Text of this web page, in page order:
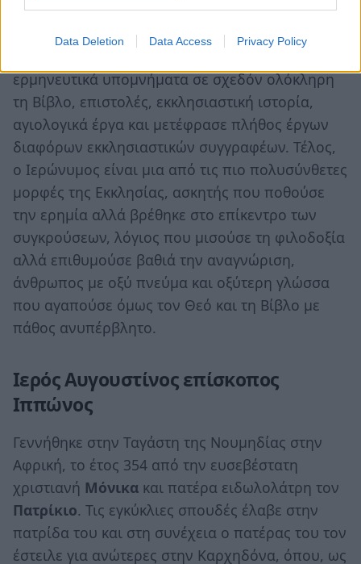
Data Deletion Data Access Privacy Policy
θεολογική και εκκλησιαστική της γλώσσα.
Ωστόσο, δεν ήταν μόνο μεταφραστής, αλλά και
ερμηνευτικά υπομνήματα σε σχεδόν ολόκληρη
τη Βίβλο, επιστολές, εκκλησιαστική ιστορία,
αγιολογικά έργα και μετέφρασε πλήθος έργων
διαφόρων εκκλησιαστικών συγγραφέων. Τέλος,
ο Ιερώνυμος είναι μια από τις πιο πολυσύνθετες
μορφές της Εκκλησίας, ασκητής που ποθούσε
την ερημία αλλά βρέθηκε στο επίκεντρο των
συγκρούσεων, λόγιος που μισούσε τη φιλοδοξία
αλλά επιθυμούσε βαθιά την αναγνώριση,
άνθρωπος με οξύ πνεύμα και οξύτερη γλώσσα
που αγαπούσε όμως τον Θεό και τη Βίβλο με
πάθος ανυπέρβλητο.
Ιερός Αυγουστίνος επίσκοπος
Ιππώνος
Γεννήθηκε στην Ταγάστη της Νουμηδίας στην
Αφρική, το έτος 354 από την ευσεβέστατη
χριστιανή Μόνικα και πατέρα ειδωλολάτρη τον
Πατρίκιο. Τις εγκύκλιες σπουδές έλαβε στην
πατρίδα του και στη συνέχεια ο πατέρας του τον
έστειλε για ανώτερες στην Καρχηδόνα, όπου, ως